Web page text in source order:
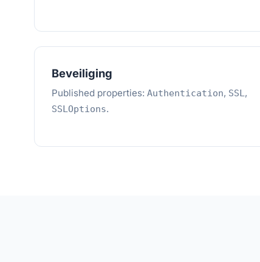
Beveiliging
Published properties: Authentication, SSL,
SSLOptions.